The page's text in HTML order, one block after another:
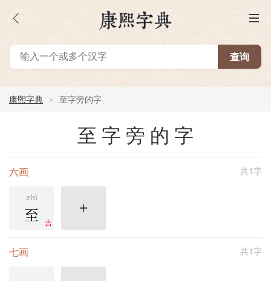
康熙字典 至字旁的字
至字旁的字
共1字
六画
zhì
吉
至 更多
共1字
七画